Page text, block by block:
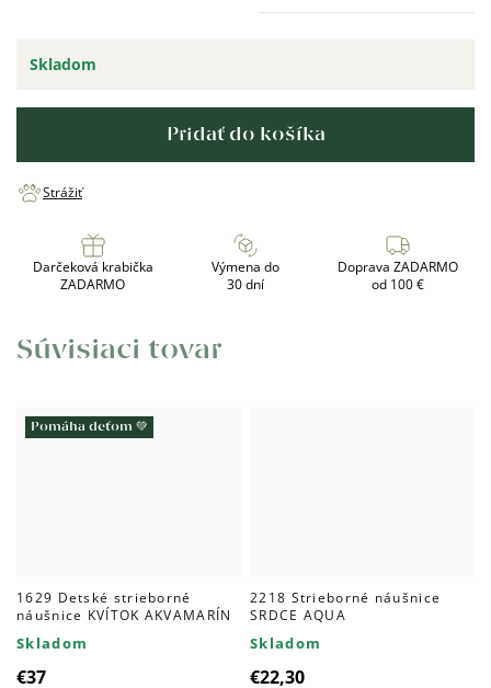
Skladom
Pridať do košíka
Strážiť
Darčeková krabička
ZADARMO
Výmena do
30 dní
Doprava ZADARMO
od 100 €
Súvisiaci tovar
Pomáha deťom 💚
1629 Detské strieborné
náušnice KVÍTOK AKVAMARÍN
Skladom
€37
2218 Strieborné náušnice
SRDCE AQUA
Skladom
€22,30